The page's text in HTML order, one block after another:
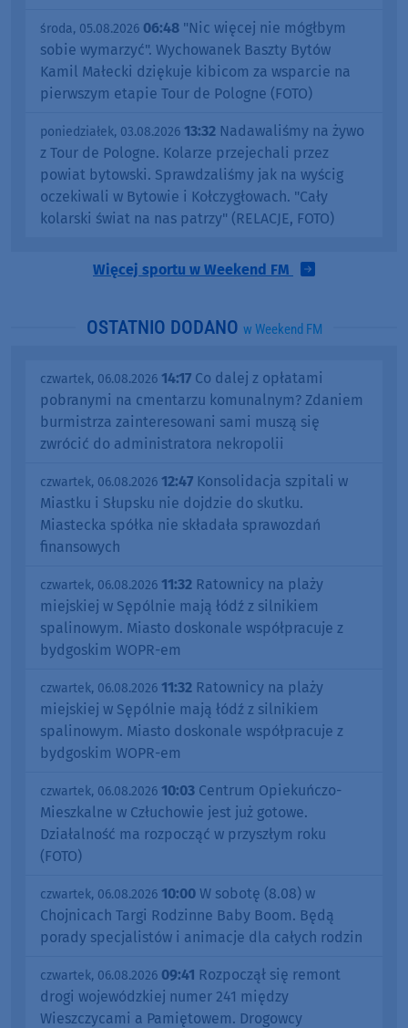
środa, 05.08.2026 06:48 "Nic więcej nie mógłbym
sobie wymarzyć". Wychowanek Baszty Bytów
Kamil Małecki dziękuje kibicom za wsparcie na
pierwszym etapie Tour de Pologne (FOTO)
poniedziałek, 03.08.2026 13:32 Nadawaliśmy na żywo
z Tour de Pologne. Kolarze przejechali przez
powiat bytowski. Sprawdzaliśmy jak na wyścig
oczekiwali w Bytowie i Kołczygłowach. "Cały
kolarski świat na nas patrzy" (RELACJE, FOTO)
Więcej sportu w Weekend FM
OSTATNIO DODANO w Weekend FM
czwartek, 06.08.2026 14:17 Co dalej z opłatami
pobranymi na cmentarzu komunalnym? Zdaniem
burmistrza zainteresowani sami muszą się
zwrócić do administratora nekropolii
czwartek, 06.08.2026 12:47 Konsolidacja szpitali w
Miastku i Słupsku nie dojdzie do skutku.
Miastecka spółka nie składała sprawozdań
finansowych
czwartek, 06.08.2026 11:32 Ratownicy na plaży
miejskiej w Sępólnie mają łódź z silnikiem
spalinowym. Miasto doskonale współpracuje z
bydgoskim WOPR-em
czwartek, 06.08.2026 11:32 Ratownicy na plaży
miejskiej w Sępólnie mają łódź z silnikiem
spalinowym. Miasto doskonale współpracuje z
bydgoskim WOPR-em
czwartek, 06.08.2026 10:03 Centrum Opiekuńczo-
Mieszkalne w Człuchowie jest już gotowe.
Działalność ma rozpocząć w przyszłym roku
(FOTO)
czwartek, 06.08.2026 10:00 W sobotę (8.08) w
Chojnicach Targi Rodzinne Baby Boom. Będą
porady specjalistów i animacje dla całych rodzin
czwartek, 06.08.2026 09:41 Rozpoczął się remont
drogi wojewódzkiej numer 241 między
Wieszczycami a Pamiętowem. Drogowcy